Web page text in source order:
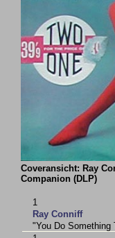
Coveransicht: Ray
Companion (DLP)
1
Ray Conniff
"You Do Something